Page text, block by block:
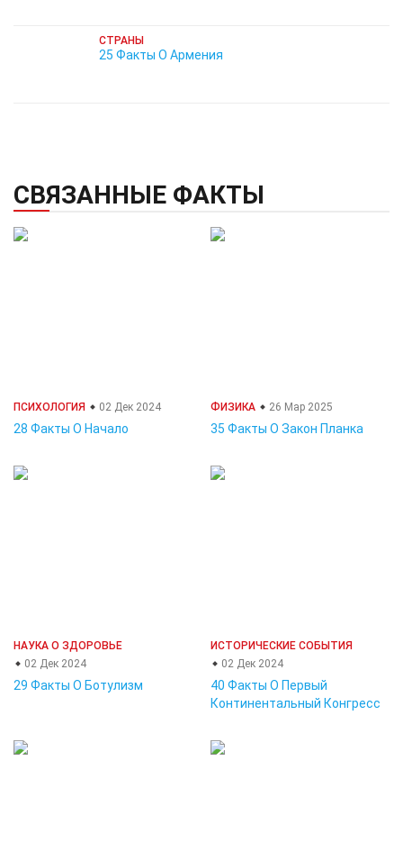
СТРАНЫ
25 Факты О Армения
СВЯЗАННЫЕ ФАКТЫ
ПСИХОЛОГИЯ 02 Дек 2024
28 Факты О Начало
ФИЗИКА 26 Мар 2025
35 Факты О Закон Планка
НАУКА О ЗДОРОВЬЕ
02 Дек 2024
29 Факты О Ботулизм
ИСТОРИЧЕСКИЕ СОБЫТИЯ
02 Дек 2024
40 Факты О Первый
Континентальный Конгресс